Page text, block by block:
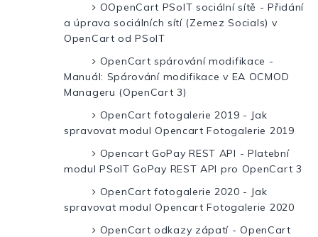
OOpenCart PSoIT sociální sítě - Přidání
a úprava sociálních sítí (Zemez Socials) v
OpenCart od PSoIT
OpenCart spárování modifikace -
Manuál: Spárování modifikace v EA OCMOD
Manageru (OpenCart 3)
OpenCart fotogalerie 2019 - Jak
spravovat modul Opencart Fotogalerie 2019
Opencart GoPay REST API - Platební
modul PSoIT GoPay REST API pro OpenCart 3
OpenCart fotogalerie 2020 - Jak
spravovat modul Opencart Fotogalerie 2020
OpenCart odkazy zápatí - OpenCart